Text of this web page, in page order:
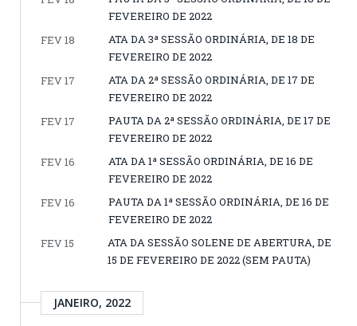
FEVEREIRO DE 2022
FEV 18
ATA DA 3ª SESSÃO ORDINÁRIA, DE 18 DE
FEVEREIRO DE 2022
FEV 17
ATA DA 2ª SESSÃO ORDINÁRIA, DE 17 DE
FEVEREIRO DE 2022
FEV 17
PAUTA DA 2ª SESSÃO ORDINÁRIA, DE 17 DE
FEVEREIRO DE 2022
FEV 16
ATA DA 1ª SESSÃO ORDINÁRIA, DE 16 DE
FEVEREIRO DE 2022
FEV 16
PAUTA DA 1ª SESSÃO ORDINÁRIA, DE 16 DE
FEVEREIRO DE 2022
FEV 15
ATA DA SESSÃO SOLENE DE ABERTURA, DE
15 DE FEVEREIRO DE 2022 (SEM PAUTA)
JANEIRO, 2022